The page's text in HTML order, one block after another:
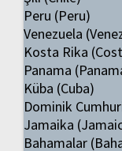
Peru (Peru)
Venezuela
Kosta Rika
Panama
Küba (Cuba)
Dominik
Jamaika
Bahamalar